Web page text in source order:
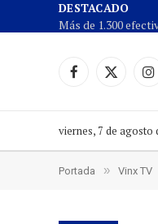
DESTACADO
Facebook
X
viernes, 7 de agosto
Portada » Vinx TV